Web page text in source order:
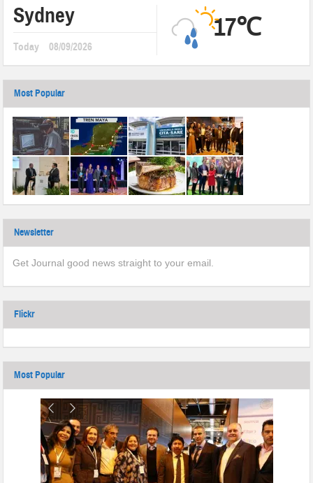
Sydney
Today 08/09/2026
17℃
Most Popular
Newsletter
Get Journal good news straight to your email.
Flickr
Most Popular